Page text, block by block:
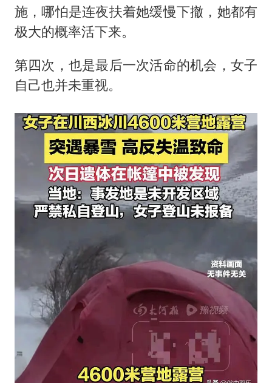
施，哪怕是连夜扶着她缓慢下撤，她都有
极大的概率活下来。
第四次，也是最后一次活命的机会，女子
自己也并未重视。